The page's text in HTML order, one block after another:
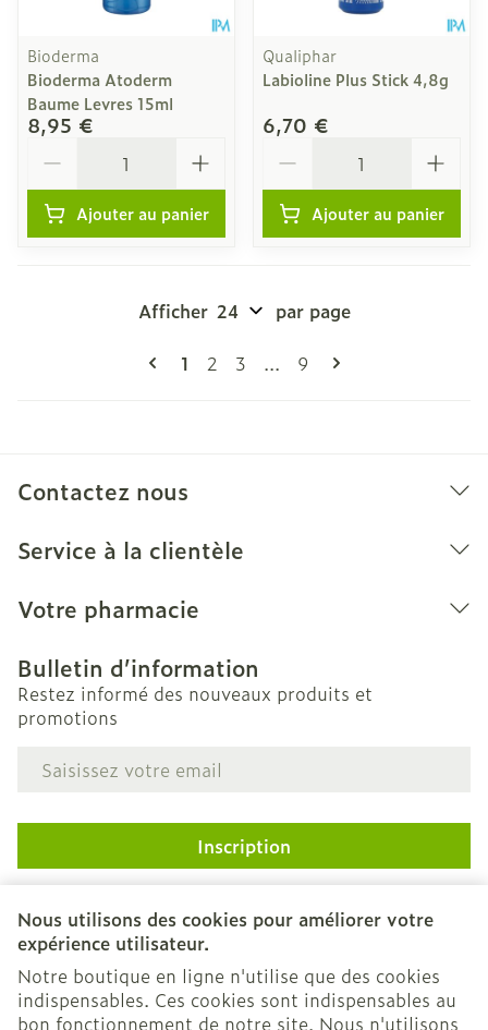
Nous utilisons des cookies pour améliorer votre
expérience utilisateur.
Notre boutique en ligne n'utilise que des cookies
indispensables. Ces cookies sont indispensables au
bon fonctionnement de notre site. Nous n'utilisons
Bioderma
Bioderma Atoderm
Baume Levres 15ml
8,95 €
Ajouter au panier
Qualiphar
Labioline Plus Stick 4,8g
6,70 €
Ajouter au panier
Pages
Vous lisez actuellement la page
1 Page
2 Page
3 ... Page
9
Afficher par page
Contactez nous
Service à la clientèle
Votre pharmacie
Bulletin d’information
Restez informé des nouveaux produits et
promotions
Adresse mail
Inscription
En cliquant sur s'abonner, vous vous abonnez à notre
newsletter et acceptez notrepolitique de confidentialité